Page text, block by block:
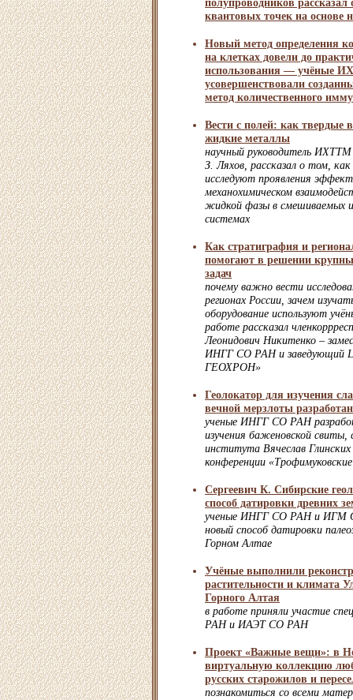
квантовых точек на основе
Новый метод определения
на клетках довели до
использования — учёные
усовершенствовали
метод количественного
Вести с полей: как твердые
жидкие металлы
научный руководитель
З. Ляхов, рассказал о том, как
исследуют проявления
механохимическом
жидкой фазы в смешиваемых
системах
Как стратиграфия и
помогают в решении
задач
почему важно вести
регионах России, зачем
оборудование используют
работе рассказал
Леонидович Никитенко –
ИНГГ СО РАН и заведующий
ГЕОХРОН»
Геолокатор для изучения
вечной мерзлоты
ученые ИНГГ СО РАН
изучения баженовской
института Вячеслав Глинских
конференции
Сергеевич К. Сибирские
способ датировки древних
ученые ИНГГ СО РАН и ИГМ
новый способ датировки
Горном Алтае
Учёные выполнили
растительности и климата
Горного Алтая
в работе приняли участие
РАН и ИАЭТ СО РАН
Проект «Важные вещи»: в
виртуальную коллекцию
русских старожилов и
познакомиться со всеми